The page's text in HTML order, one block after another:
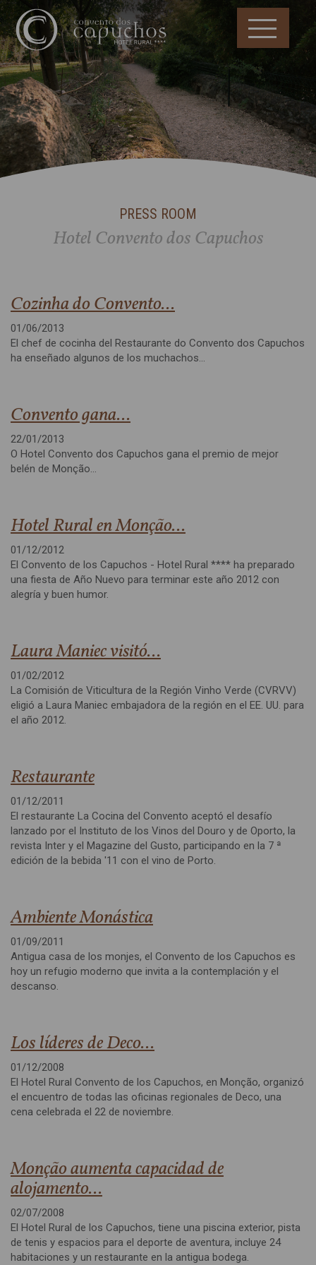
PRESS ROOM
Hotel Convento dos Capuchos
Cozinha do Convento...
01/06/2013
El chef de cocinha del Restaurante do Convento dos Capuchos
ha enseñado algunos de los muchachos...
Convento gana...
22/01/2013
O Hotel Convento dos Capuchos gana el premio de mejor
belén de Monção...
Hotel Rural en Monção...
01/12/2012
El Convento de los Capuchos - Hotel Rural **** ha preparado
una fiesta de Año Nuevo para terminar este año 2012 con
alegría y buen humor.
Laura Maniec visitó...
01/02/2012
La Comisión de Viticultura de la Región Vinho Verde (CVRVV)
eligió a Laura Maniec embajadora de la región en el EE. UU. para
el año 2012.
Restaurante
01/12/2011
El restaurante La Cocina del Convento aceptó el desafío
lanzado por el Instituto de los Vinos del Douro y de Oporto, la
revista Inter y el Magazine del Gusto, participando en la 7 ª
edición de la bebida '11 con el vino de Porto.
Ambiente Monástica
01/09/2011
Antigua casa de los monjes, el Convento de los Capuchos es
hoy un refugio moderno que invita a la contemplación y el
descanso.
Los líderes de Deco...
01/12/2008
El Hotel Rural Convento de los Capuchos, en Monção, organizó
el encuentro de todas las oficinas regionales de Deco, una
cena celebrada el 22 de noviembre.
Monção aumenta capacidad de
alojamento...
02/07/2008
El Hotel Rural de los Capuchos, tiene una piscina exterior, pista
de tenis y espacios para el deporte de aventura, incluye 24
habitaciones y un restaurante en la antigua bodega.